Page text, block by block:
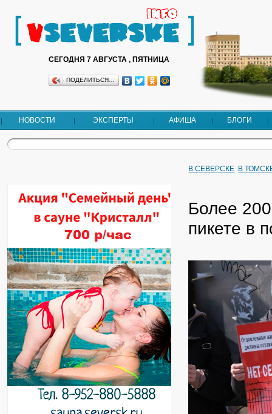
СЕГОДНЯ 7 АВГУСТА , ПЯТНИЦА
ПОДЕЛИТЬСЯ…
НОВОСТИ ЭКСПЕРТЫ АФИША БЛОГИ
В СЕВЕРСКЕ В
Более
пикете в